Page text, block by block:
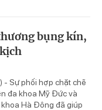
bụng kín,
- Sự phối hợp chặt chẽ
đa khoa Mỹ Đức và
Hà Đông đã giúp